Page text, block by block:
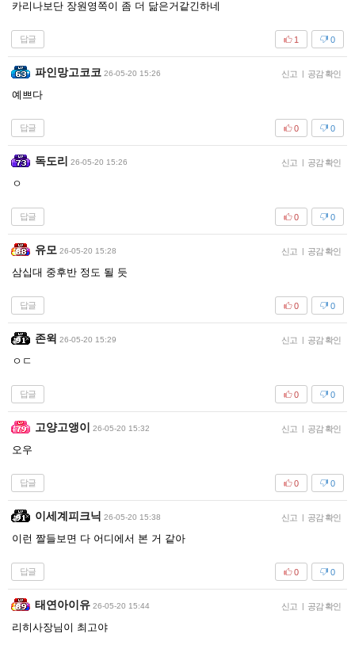
카리나보단 장원영쪽이 좀 더 닮은거같긴하네
답글 0
1
파인망고코코 26-05-20 15:26 신고 | 공감 확인
예쁘다
답글 0
0
독도리 26-05-20 15:26 신고 | 공감 확인
ㅇ
답글 0
0
유모 26-05-20 15:28 신고 | 공감 확인
삼십대 중후반 정도 될 듯
답글 0
0
존윅 26-05-20 15:29 신고 | 공감 확인
ㅇㄷ
답글 0
0
고양고앵이 26-05-20 15:32 신고 | 공감 확인
오우
답글 0
0
이세계피크닉 26-05-20 15:38 신고 | 공감 확인
이런 짤들보면 다 어디에서 본 거 같아
답글 0
0
태연아이유 26-05-20 15:44 신고 | 공감 확인
리히사장님이 최고야